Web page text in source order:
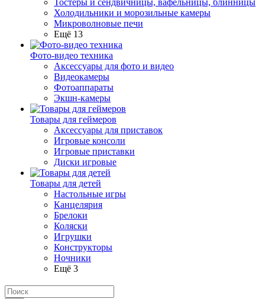
Тостеры и сендвичницы, вафельницы, блинницы
Холодильники и морозильные камеры
Микроволновые печи
Ещё 13
Фото-видео техника
Аксессуары для фото и видео
Видеокамеры
Фотоаппараты
Экшн-камеры
Товары для геймеров
Аксессуары для приставок
Игровые консоли
Игровые приставки
Диски игровые
Товары для детей
Настольные игры
Канцелярия
Брелоки
Коляски
Игрушки
Конструкторы
Ночники
Ещё 3